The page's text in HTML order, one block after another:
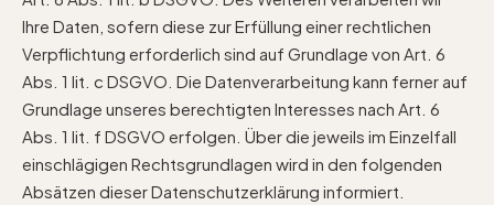
Ihre Daten, sofern diese zur Erfüllung einer rechtlichen
Verpflichtung erforderlich sind auf Grundlage von Art. 6
Abs. 1 lit. c DSGVO. Die Datenverarbeitung kann ferner auf
Grundlage unseres berechtigten Interesses nach Art. 6
Abs. 1 lit. f DSGVO erfolgen. Über die jeweils im Einzelfall
einschlägigen Rechtsgrundlagen wird in den folgenden
Absätzen dieser Datenschutzerklärung informiert.